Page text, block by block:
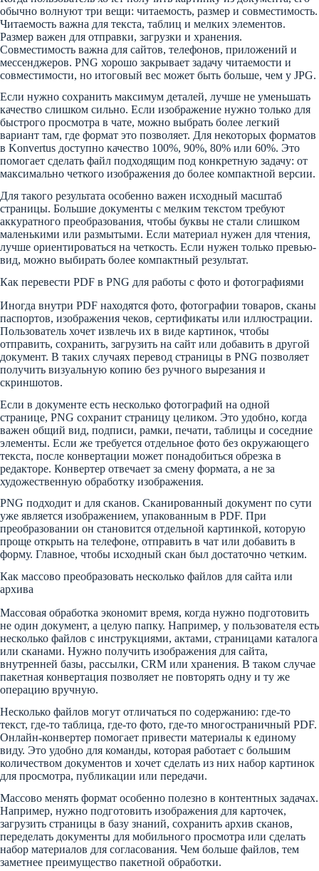
обычно волнуют три вещи: читаемость, размер и совместимость.
Читаемость важна для текста, таблиц и мелких элементов.
Размер важен для отправки, загрузки и хранения.
Совместимость важна для сайтов, телефонов, приложений и
мессенджеров. PNG хорошо закрывает задачу читаемости и
совместимости, но итоговый вес может быть больше, чем у JPG.
Если нужно сохранить максимум деталей, лучше не уменьшать
качество слишком сильно. Если изображение нужно только для
быстрого просмотра в чате, можно выбрать более легкий
вариант там, где формат это позволяет. Для некоторых форматов
в Konvertus доступно качество 100%, 90%, 80% или 60%. Это
помогает сделать файл подходящим под конкретную задачу: от
максимально четкого изображения до более компактной версии.
Для такого результата особенно важен исходный масштаб
страницы. Большие документы с мелким текстом требуют
аккуратного преобразования, чтобы буквы не стали слишком
маленькими или размытыми. Если материал нужен для чтения,
лучше ориентироваться на четкость. Если нужен только превью-
вид, можно выбирать более компактный результат.
Как перевести PDF в PNG для работы с фото и фотографиями
Иногда внутри PDF находятся фото, фотографии товаров, сканы
паспортов, изображения чеков, сертификаты или иллюстрации.
Пользователь хочет извлечь их в виде картинок, чтобы
отправить, сохранить, загрузить на сайт или добавить в другой
документ. В таких случаях перевод страницы в PNG позволяет
получить визуальную копию без ручного вырезания и
скриншотов.
Если в документе есть несколько фотографий на одной
странице, PNG сохранит страницу целиком. Это удобно, когда
важен общий вид, подписи, рамки, печати, таблицы и соседние
элементы. Если же требуется отдельное фото без окружающего
текста, после конвертации может понадобиться обрезка в
редакторе. Конвертер отвечает за смену формата, а не за
художественную обработку изображения.
PNG подходит и для сканов. Сканированный документ по сути
уже является изображением, упакованным в PDF. При
преобразовании он становится отдельной картинкой, которую
проще открыть на телефоне, отправить в чат или добавить в
форму. Главное, чтобы исходный скан был достаточно четким.
Как массово преобразовать несколько файлов для сайта или
архива
Массовая обработка экономит время, когда нужно подготовить
не один документ, а целую папку. Например, у пользователя есть
несколько файлов с инструкциями, актами, страницами каталога
или сканами. Нужно получить изображения для сайта,
внутренней базы, рассылки, CRM или хранения. В таком случае
пакетная конвертация позволяет не повторять одну и ту же
операцию вручную.
Несколько файлов могут отличаться по содержанию: где-то
текст, где-то таблица, где-то фото, где-то многостраничный PDF.
Онлайн-конвертер помогает привести материалы к единому
виду. Это удобно для команды, которая работает с большим
количеством документов и хочет сделать из них набор картинок
для просмотра, публикации или передачи.
Массово менять формат особенно полезно в контентных задачах.
Например, нужно подготовить изображения для карточек,
загрузить страницы в базу знаний, сохранить архив сканов,
переделать документы для мобильного просмотра или сделать
набор материалов для согласования. Чем больше файлов, тем
заметнее преимущество пакетной обработки.